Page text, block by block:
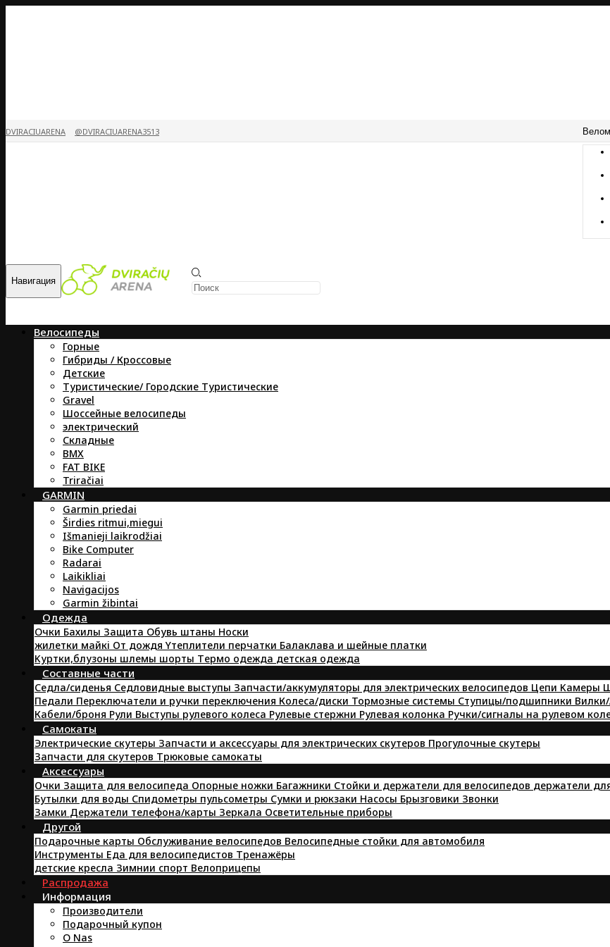
DVIRACIUARENA @DVIRACIUARENA3513
Навигация
Велосипеды
Горные
Гибриды / Кроссовые
Детские
Туристические/ Городские Туристические
Gravel
Шоссейные велосипеды
электрический
Складные
BMX
FAT BIKE
Triračiai
GARMIN
Garmin priedai
Širdies ritmui,miegui
Išmanieji laikrodžiai
Bike Computer
Radarai
Laikikliai
Navigacijos
Garmin žibintai
Oдежда
Oчки Бахилы Защита Oбувь штаны Hоски
жилетки майкi От дождя Yтеплители перчатки Балаклава и шейные платки
Kуртки,блузоны шлемы шорты Tермо одежда детская одежда
Составные части
Седла/сиденья Седловидные выступы Запчасти/аккумуляторы для электрических велосипедов Цепи Kамеры
Педали Переключатели и ручки переключения Колеса/диски Тормозные системы Ступицы/подшипники
Кабели/броня Pули Выступы рулевого колеса Рулевые стержни Рулевая колонка Ручки/сигналы на рулевом
Самокаты
Электрические скутеры Запчасти и аксессуары для электрических скутеров Прогулочные скутеры
Запчасти для скутеров Трюковые самокаты
Аксессуары
Очки Защита для велосипеда Опорные ножки Багажники Стойки и держатели для велосипедов держатели
Бутылки для воды Спидометры пульсометры Сумки и рюкзаки Насосы Брызговики Звонки
Замки Держатели телефона/карты Зеркала Осветительные приборы
Другой
Подарочные карты Обслуживание велосипедов Велосипедные стойки для автомобиля
Инструменты Еда для велосипедистов Tренажёры
детские кресла Зимнии спорт Велоприцепы
Распродажа
Информация
Производители
Подарочный купон
O Nas